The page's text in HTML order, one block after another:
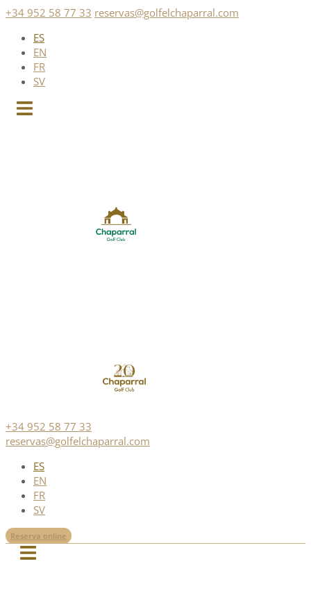
Saltar
contenido
+34 952 58 77 33 reservas@golfelchaparral.com
ES
EN
FR
SV
+34 952 58 77 33
reservas@golfelchaparral.com
ES
EN
FR
SV
Reserva online